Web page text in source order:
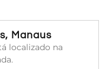
Manaus
localizado na